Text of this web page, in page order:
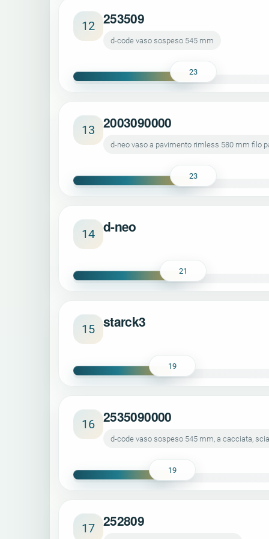
12 253509
d-code vaso sospeso 545 mm
23
13 2003090000
d-neo vaso a pavimento rimless 580 mm filo
23
14 d-neo
21
15 starck3
19
16 2535090000
d-code vaso sospeso 545 mm, a cacciata,
19
17 252809